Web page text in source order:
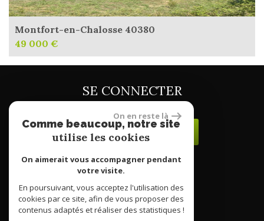
Montfort-en-Chalosse 40380
49 000 €
SE CONNECTER
ESPACE PROPRIÉTAIRE
site réalisé par
On en reste là
Comme beaucoup, notre site
utilise les cookies
On aimerait vous accompagner pendant
votre visite.
En poursuivant, vous acceptez l'utilisation des
cookies par ce site, afin de vous proposer des
contenus adaptés et réaliser des statistiques !